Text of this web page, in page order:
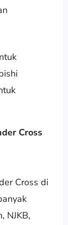
Cross
Cross di
NJKB,